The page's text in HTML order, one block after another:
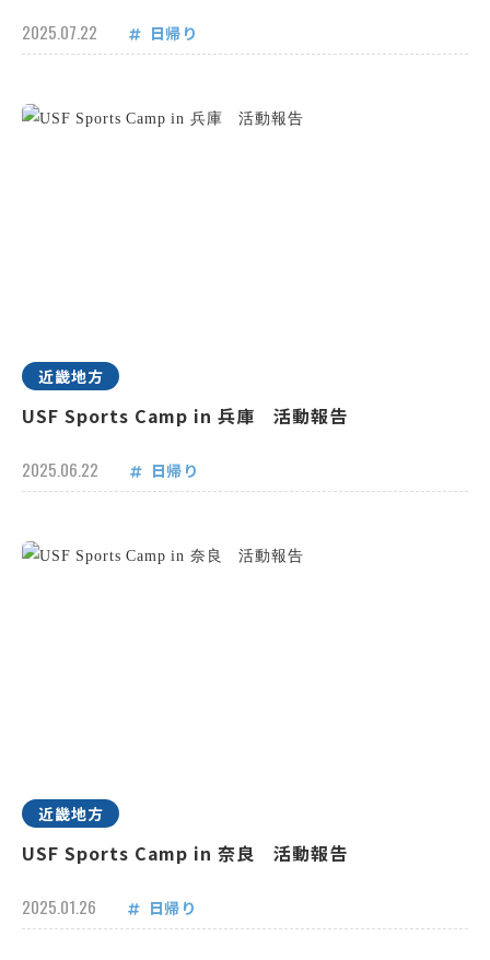
2025.07.22 日帰り
近畿地方
USF Sports Camp in 兵庫 活動報告
2025.06.22 日帰り
近畿地方
USF Sports Camp in 奈良 活動報告
2025.01.26 日帰り